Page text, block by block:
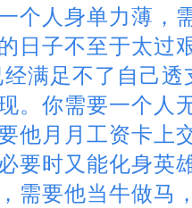
个人身单力薄，
日子不至于太过
满足不了自己
。你需要一个人
他月月工资卡上
要时又能化身英
需要他当牛做马